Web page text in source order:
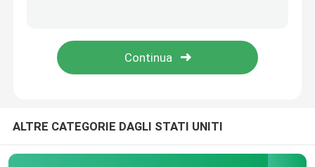
schermo a colori del tft
ALTRE CATEGORIE DAGLI STATI UNITI